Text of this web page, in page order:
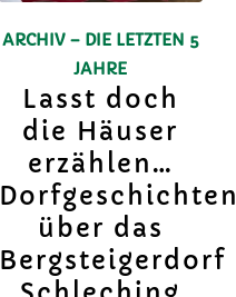
ARCHIV – DIE LETZTEN 5
JAHRE
Lasst doch
die Häuser
erzählen…
Dorfgeschichten
über das
Bergsteigerdorf